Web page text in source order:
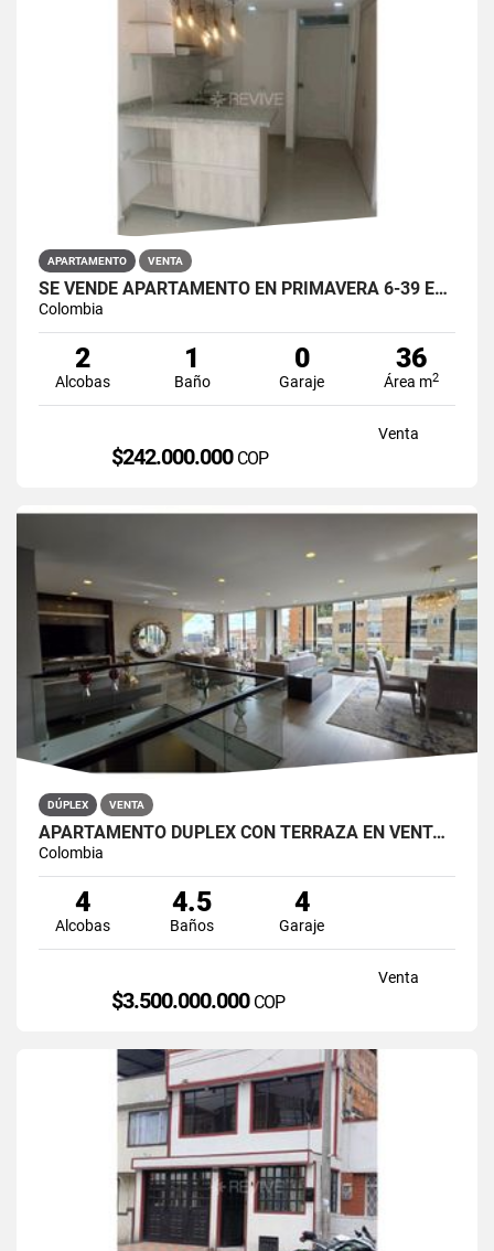
APARTAMENTO VENTA
SE VENDE APARTAMENTO EN PRIMAVERA 6-39 ET 2 PUENTE ARANDA
Colombia
2
Alcobas
1
Baño
0
Garaje
36
Área m2
Venta
$242.000.000 COP
DÚPLEX VENTA
APARTAMENTO DÚPLEX CON TERRAZA EN VENTA BELLA SUIZA USAQUÉN BOGOTÁ
Colombia
4
Alcobas
4.5
Baños
4
Garaje
Venta
$3.500.000.000 COP